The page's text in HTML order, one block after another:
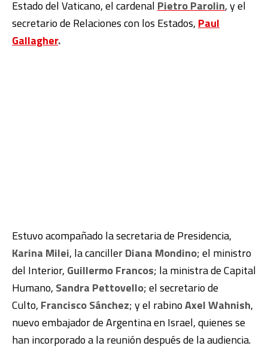
Estado del Vaticano, el cardenal Pietro Parolin, y el
secretario de Relaciones con los Estados, Paul
Gallagher.
Estuvo acompañado la secretaria de Presidencia,
Karina Milei, la cancillerDiana Mondino; el ministro
del Interior, Guillermo Francos; la ministra de Capital
Humano, Sandra Pettovello; el secretario de
Culto, Francisco Sánchez; y el rabinoAxel Wahnish,
nuevo embajador de Argentina en Israel, quienes se
han incorporado a la reunión después de la audiencia.